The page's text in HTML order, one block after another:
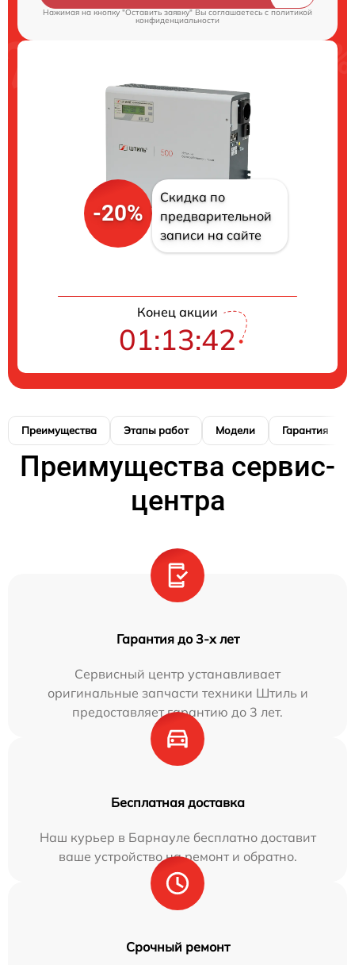
Нажимая на кнопку "Оставить заявку" Вы соглашаетесь cполитикой
конфиденциальности
-20%
Скидка по
предварительной
записи на сайте
Конец акции
01:13:41
Преимущества Этапы работ Модели Гарантия
Преимущества сервис-
центра
Гарантия до 3-х лет
Сервисный центр устанавливает
оригинальные запчасти техники Штиль и
предоставляет гарантию до 3 лет.
Бесплатная доставка
Наш курьер в Барнауле бесплатно доставит
ваше устройство на ремонт и обратно.
Срочный ремонт